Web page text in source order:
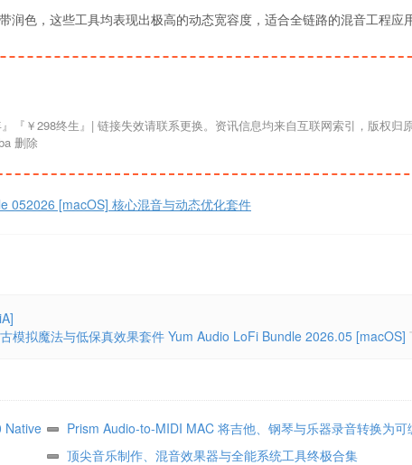
润色，这些工具均表现出极高的动态宽容度，适合全链路的混音工程应用
删除
052026 [macOS] 核心混音与动态优化套件
模拟魔法与低保真效果套件 Yum Audio LoFi Bundle 2026.05 [macOS]
Native
Prism Audio-to-MIDI MAC 将吉他、钢琴与乐器录音转换为可
MIDI顶尖音乐制作、混音效果器与全能系统工具终极合集